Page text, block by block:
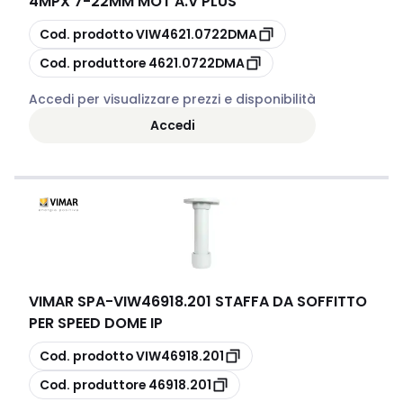
copia
Cod. prodottoVIW4621.0722DMA
copia
Cod. produttore 4621.0722DMA
Accedi per visualizzare prezzi e disponibilità
Accedi
VIMAR SPA-VIW46918.201 STAFFA DA SOFFITTO
PER SPEED DOME IP
copia
Cod. prodottoVIW46918.201
copia
Cod. produttore 46918.201